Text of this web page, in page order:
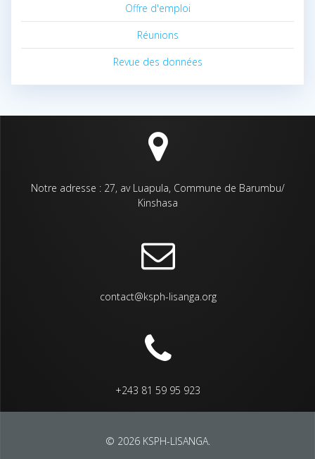
Offre d'emploi
Réunions
Revue des données
Notre adresse : 27, av Luapula, Commune de Barumbu/
Kinshasa
contact@ksph-lisanga.org
+243 81 59 95 923
© 2026 KSPH-LISANGA.